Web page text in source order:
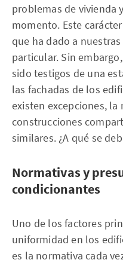
problemas de vivienda
momento. Este
que ha dado a
particular. Sin
sido testigos de una
las fachadas de los
existen excepciones, la
construcciones
similares. ¿A qué se
Normativas y
condicionantes
Uno de los factores
uniformidad en los
es la normativa cada